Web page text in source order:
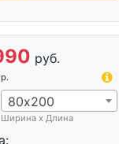
руб.
р.
80х200
Ширина х Длина